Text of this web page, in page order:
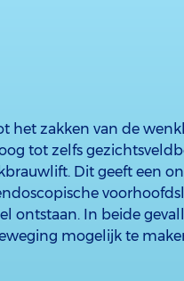
het zakken van de
tot zelfs
Dit geeft een
ontstaan. In beide
mogelijk te